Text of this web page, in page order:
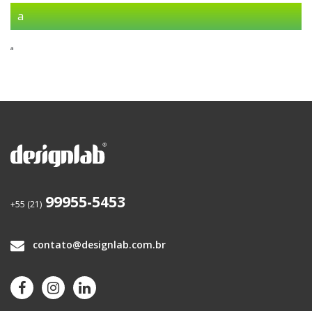
a
a
+55 (21) 99955-5453
contato@designlab.com.br